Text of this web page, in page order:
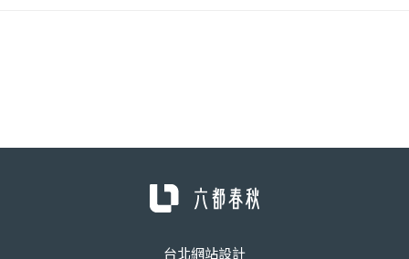
台北網站設計